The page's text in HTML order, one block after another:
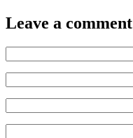
Leave a comment